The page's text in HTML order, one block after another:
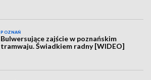
POZNAŃ
Bulwersujące zajście w poznańskim
tramwaju. Świadkiem radny [WIDEO]